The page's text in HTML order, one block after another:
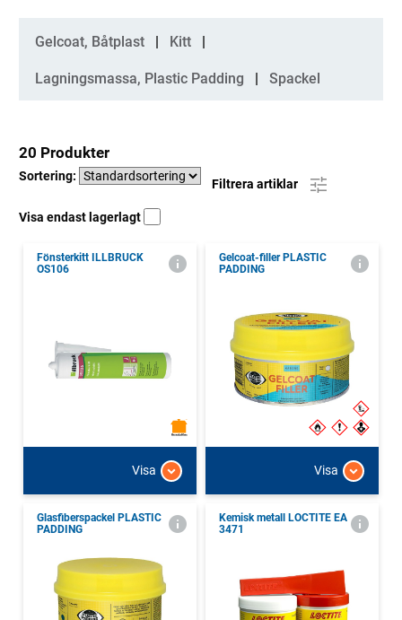
Kategorier
Gelcoat, Båtplast Kitt
Lagningsmassa, Plastic Padding Spackel
20 Produkter
Sortering:
Filtrera artiklar
Visa endast lagerlagt
Fönsterkitt ILLBRUCK
OS106
Visa
Gelcoat-filler PLASTIC
PADDING
Visa
Glasfiberspackel PLASTIC
PADDING
Kemisk metall LOCTITE EA
3471